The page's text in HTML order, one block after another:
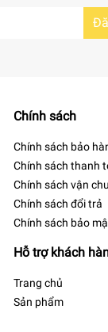
Chính sách
Chính sách bảo
Chính sách thanh
Chính sách vận
Chính sách đổi trả
Chính sách bảo
Hỗ trợ khách
Trang chủ
Sản phẩm